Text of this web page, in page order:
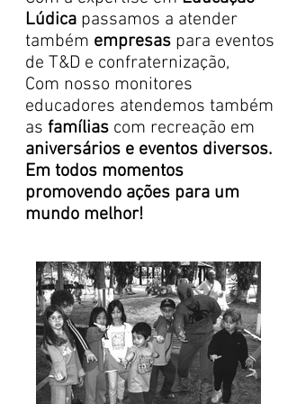
Lúdica passamos a atender
também empresas para eventos
de T&D e confraternização,
Com nosso monitores
educadores atendemos também
as famílias com recreação em
aniversários e eventos diversos.
Em todos momentos
promovendo ações para um
mundo melhor!